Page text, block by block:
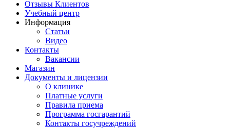
Отзывы Клиентов
Учебный центр
Информация
Статьи
Видео
Контакты
Вакансии
Магазин
Документы и лицензии
О клинике
Платные услуги
Правила приема
Программа госгарантий
Контакты госучреждений